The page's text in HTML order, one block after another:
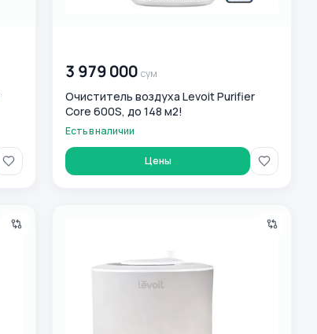
3 979 000 сум
Очиститель воздуха Levoit Purifier
Core 600S, до 148 м2!
Есть в наличии
Цены